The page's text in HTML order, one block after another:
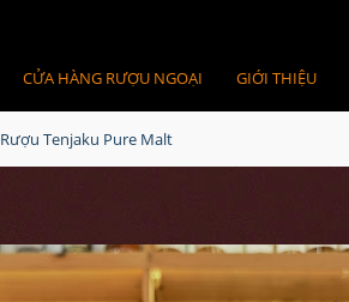
CỬA HÀNG RƯỢU NGOẠI GIỚI THIỆU
Rượu Tenjaku Pure Malt